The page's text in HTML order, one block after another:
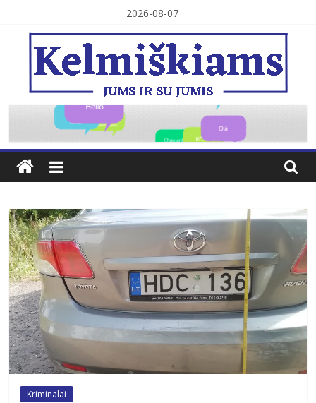
content
2026-08-07
Kelmiškiams
Kriminalai